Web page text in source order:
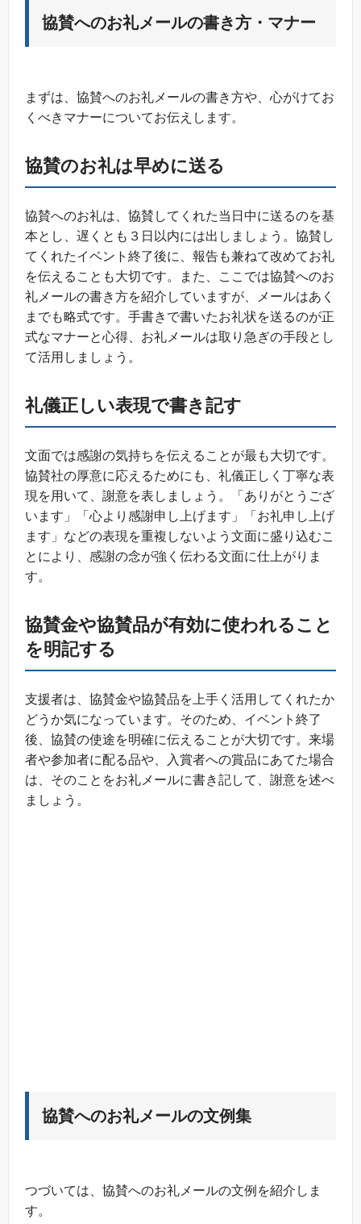
協賛へのお礼メールの書き方・マナー
まずは、協賛へのお礼メールの書き方や、心がけてお
くべきマナーについてお伝えします。
協賛のお礼は早めに送る
協賛へのお礼は、協賛してくれた当日中に送るのを基
本とし、遅くとも３日以内には出しましょう。協賛し
てくれたイベント終了後に、報告も兼ねて改めてお礼
を伝えることも大切です。また、ここでは協賛へのお
礼メールの書き方を紹介していますが、メールはあく
までも略式です。手書きで書いたお礼状を送るのが正
式なマナーと心得、お礼メールは取り急ぎの手段とし
て活用しましょう。
礼儀正しい表現で書き記す
文面では感謝の気持ちを伝えることが最も大切です。
協賛社の厚意に応えるためにも、礼儀正しく丁寧な表
現を用いて、謝意を表しましょう。「ありがとうござ
います」「心より感謝申し上げます」「お礼申し上げ
ます」などの表現を重複しないよう文面に盛り込むこ
とにより、感謝の念が強く伝わる文面に仕上がりま
す。
協賛金や協賛品が有効に使われること
を明記する
支援者は、協賛金や協賛品を上手く活用してくれたか
どうか気になっています。そのため、イベント終了
後、協賛の使途を明確に伝えることが大切です。来場
者や参加者に配る品や、入賞者への賞品にあてた場合
は、そのことをお礼メールに書き記して、謝意を述べ
ましょう。
協賛へのお礼メールの文例集
つづいては、協賛へのお礼メールの文例を紹介しま
す。